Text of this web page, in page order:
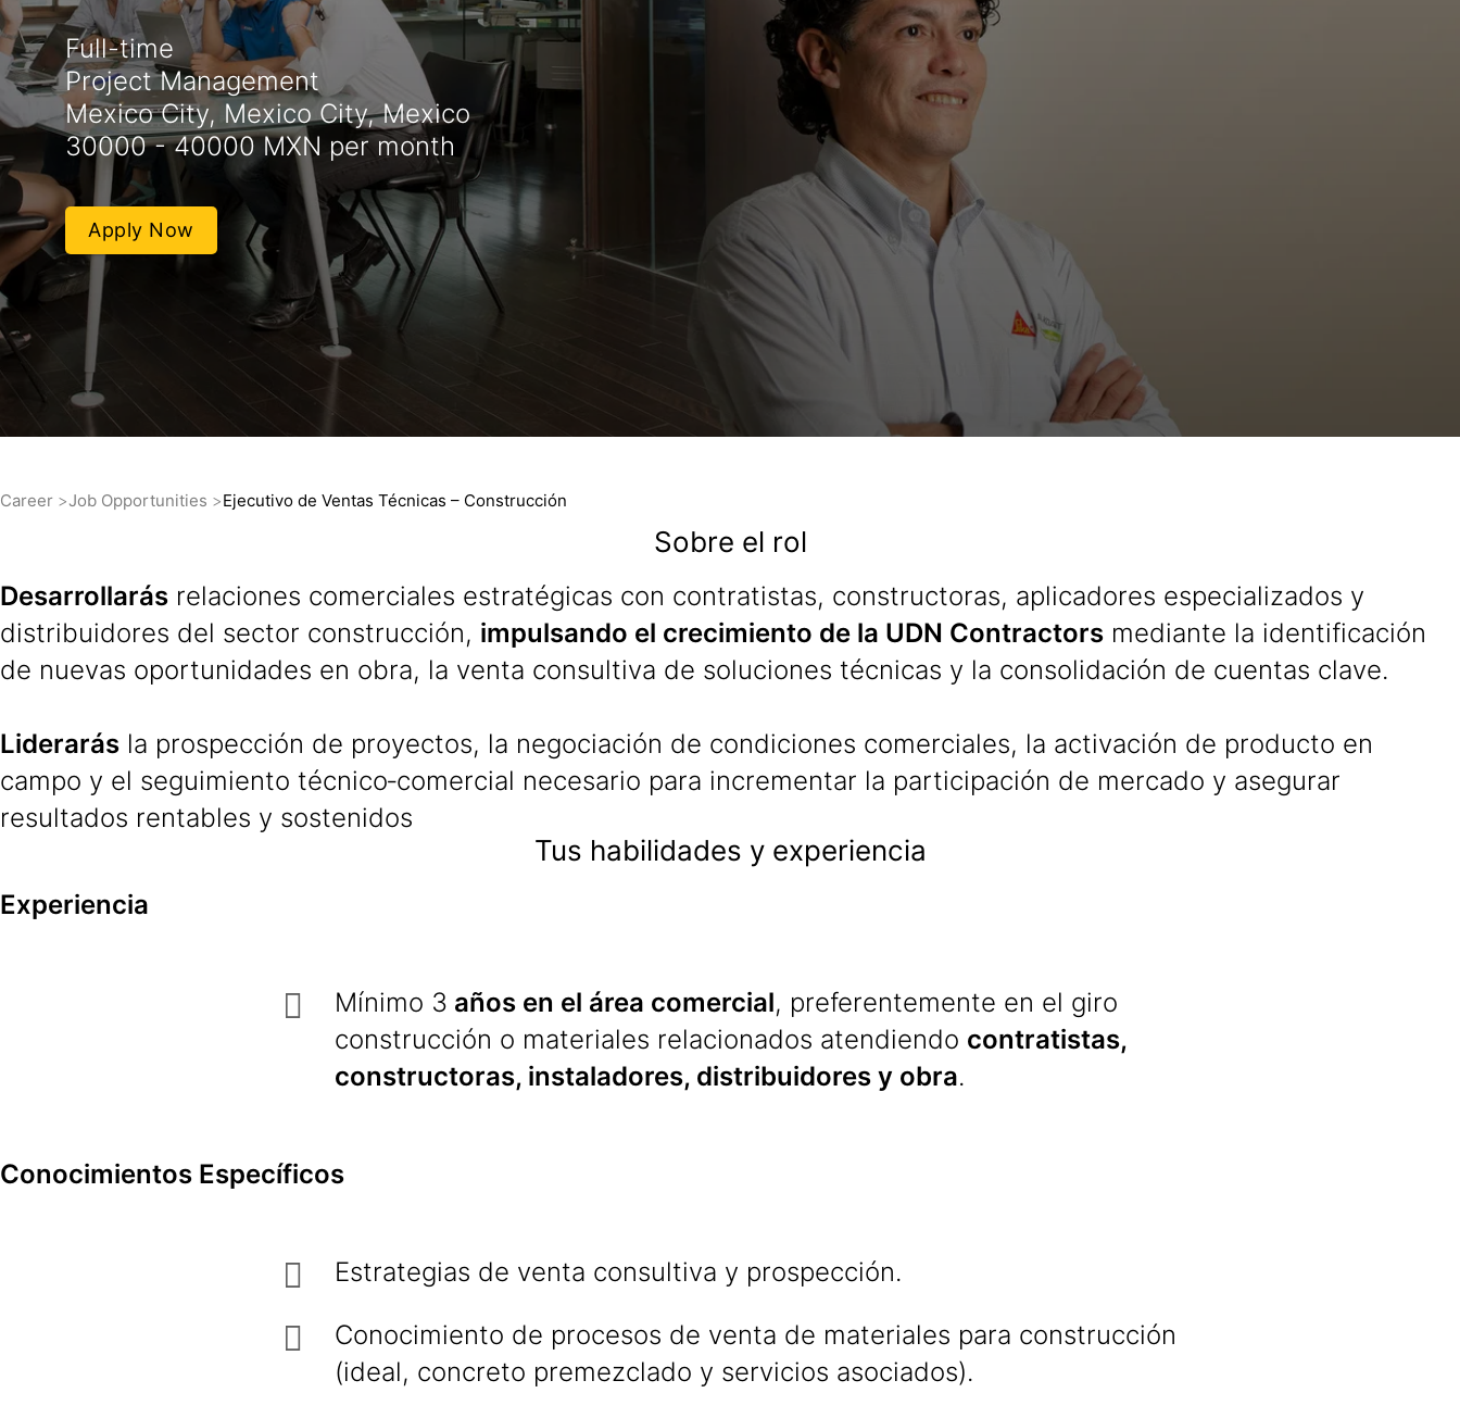
Full-time
Project Management
Mexico City, Mexico City, Mexico
30000 - 40000 MXN per month
Apply Now
Career Job Opportunities Ejecutivo de Ventas Técnicas – Construcción
Sobre el rol
Desarrollarás relaciones comerciales estratégicas con contratistas, constructoras, aplicadores especializados y
distribuidores del sector construcción, impulsando el crecimiento de la UDN Contractors mediante la identificación
de nuevas oportunidades en obra, la venta consultiva de soluciones técnicas y la consolidación de cuentas clave.
Liderarás la prospección de proyectos, la negociación de condiciones comerciales, la activación de producto en
campo y el seguimiento técnico‑comercial necesario para incrementar la participación de mercado y asegurar
resultados rentables y sostenidos
Tus habilidades y experiencia
Experiencia
Mínimo 3 años en el área comercial, preferentemente en el giro
construcción o materiales relacionados atendiendo contratistas,
constructoras, instaladores, distribuidores y obra.
Conocimientos Específicos
Estrategias de venta consultiva y prospección.
Conocimiento de procesos de venta de materiales para construcción
(ideal, concreto premezclado y servicios asociados).